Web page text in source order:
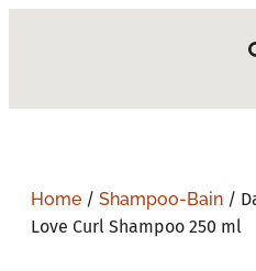
Home / Shampoo-Bain /
Love Curl Shampoo 250 ml